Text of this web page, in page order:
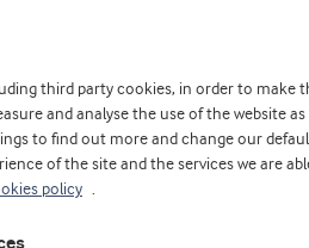
destaca los beneficios de la MFGM
third party cookies, in order to make
and analyse the use of the website
to find out more and change our
of the site and the services we are
policy .